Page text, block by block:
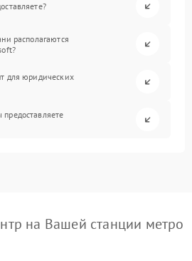
располагаются
для юридических
на Вашей станции метро